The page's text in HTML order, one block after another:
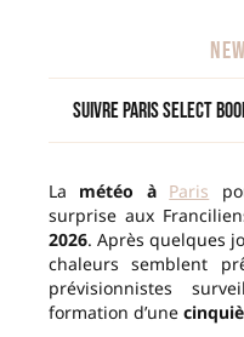
Suivre Paris Select
La météo à Paris
surprise aux
2026. Après quelques
chaleurs semblent
prévisionnistes
formation d’une